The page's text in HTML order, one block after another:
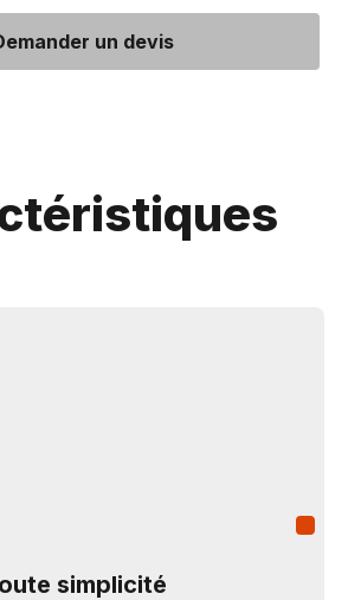
un devis
simplicité